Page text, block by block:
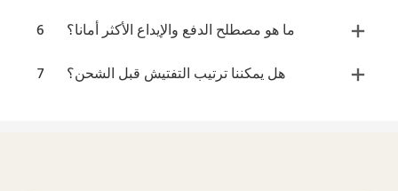
6
ما هو مصطلح الدفع والإيداع الأكثر أمانا؟
7
هل يمكننا ترتيب التفتيش قبل الشحن؟